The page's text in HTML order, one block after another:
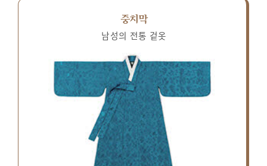
중치막
남성의 전통 겉옷